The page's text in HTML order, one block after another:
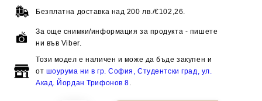
Безплатна доставка над 200 лв./€102,26.
За още снимки/информация за продукта - пишете
ни във Viber.
Този модел е наличен и може да бъде закупен и
от шоурума ни в гр. София, Студентски град, ул.
Акад. Йордан Трифонов 8